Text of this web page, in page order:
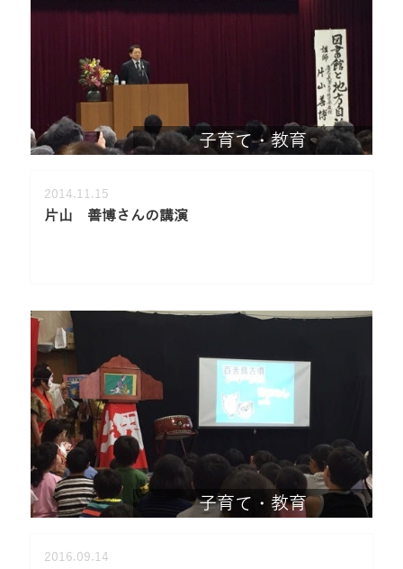
子育て・教育
2014.11.15
片山 善博さんの講演
子育て・教育
2016.09.14